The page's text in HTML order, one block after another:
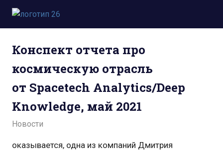
Пропустить
перейти
содержимому
космосе.
фото,
юмор,
база
знаний.
Конспект отчета про
космическую отрасль
от Spacetech Analytics/Deep
Knowledge, май 2021
28.05.2021
admin
Новости
оказывается, одна из компаний Дмитрия